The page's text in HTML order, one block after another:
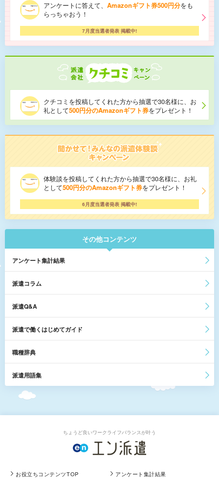
アンケートに答えて、 Amazonギフト券500円分をも
らっちゃおう！
7月度当選者発表 掲載中!
クチコミを投稿してくれた方から抽選で30名様に、お
礼として500円分のAmazonギフト券をプレゼント！
体験談を投稿してくれた方から抽選で30名様に、お礼
として500円分のAmazonギフト券をプレゼント！
6月度当選者発表 掲載中!
その他コンテンツ
アンケート集計結果
派遣コラム
派遣Q&A
派遣で働くはじめてガイド
職種辞典
派遣用語集
ちょうど良いワークライフバランスが叶う
お役立ちコンテンツTOP
アンケート集計結果